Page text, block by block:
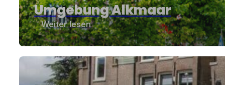
Umgebung Alkmaar
Weiter lesen